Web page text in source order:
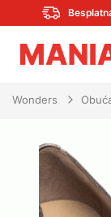
Wonders